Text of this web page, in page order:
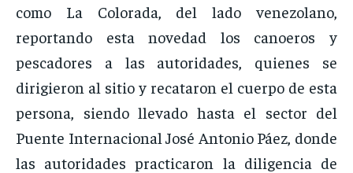
como La Colorada, del lado venezolano,
reportando esta novedad los canoeros y
pescadores a las autoridades, quienes se
dirigieron al sitio y recataron el cuerpo de esta
persona, siendo llevado hasta el sector del
Puente Internacional José Antonio Páez, donde
las autoridades practicaron la diligencia de